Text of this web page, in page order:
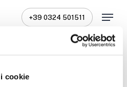
cookie
+39 0324 501511
Menu
Close
Menu